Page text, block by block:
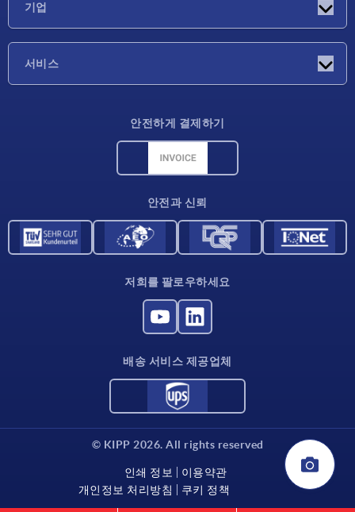
기업
서비스
안전하게 결제하기
안전과 신뢰
저희를 팔로우하세요
배송 서비스 제공업체
© KIPP 2026. All rights reserved
인쇄 정보
이용약관
개인정보 처리방침
쿠키 정책